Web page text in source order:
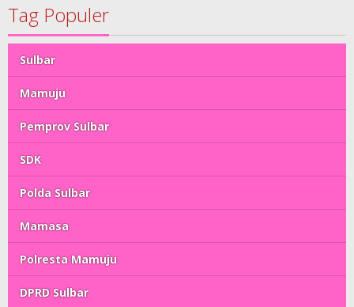
Tag Populer
Sulbar
Mamuju
Pemprov Sulbar
SDK
Polda Sulbar
Mamasa
Polresta Mamuju
DPRD Sulbar